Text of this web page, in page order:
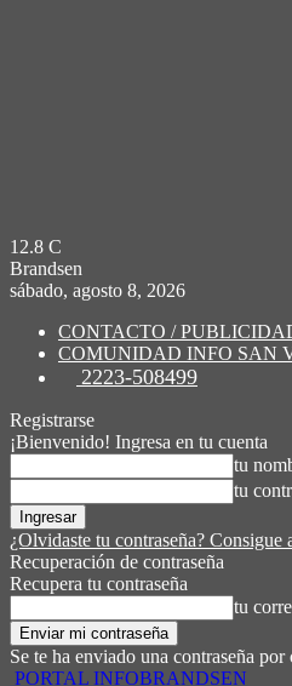
12.8 C
Brandsen
sábado, agosto 8, 2026
CONTACTO /
COMUNIDAD INFO SAN
2223-508499
Registrarse
¡Bienvenido! Ingresa en tu cuenta
tu
tu
¿Olvidaste tu contraseña? Consigue
Recuperación de contraseña
Recupera tu contraseña
tu
Se te ha enviado una contraseña
PORTAL INFOBRANDSEN